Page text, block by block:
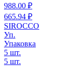
988.00 ₽
665.94 ₽
SIROCCO
Уп.
Упаковка
5 шт.
5 шт.